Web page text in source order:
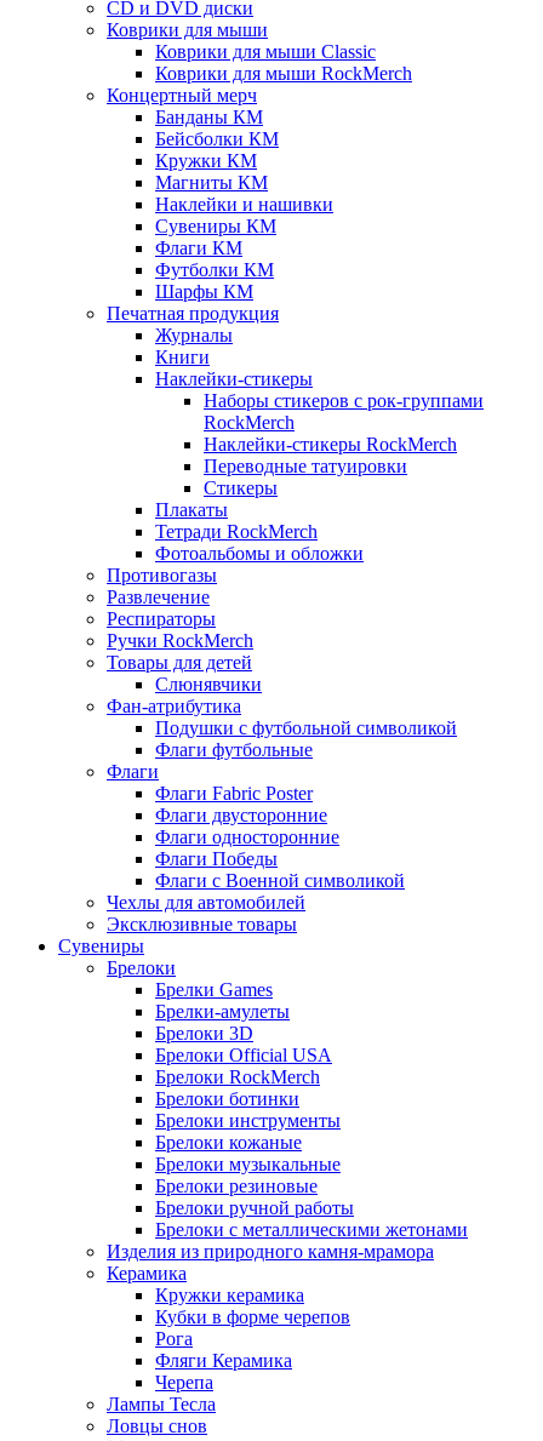
CD и DVD диски
Коврики для мыши
Коврики для мыши Classic
Коврики для мыши RockMerch
Концертный мерч
Банданы КМ
Бейсболки КМ
Кружки КМ
Магниты КМ
Наклейки и нашивки
Сувениры КМ
Флаги КМ
Футболки КМ
Шарфы КМ
Печатная продукция
Журналы
Книги
Наклейки-стикеры
Наборы стикеров с рок-группами
RockMerch
Наклейки-стикеры RockMerch
Переводные татуировки
Стикеры
Плакаты
Тетради RockMerch
Фотоальбомы и обложки
Противогазы
Развлечение
Респираторы
Ручки RockMerch
Товары для детей
Слюнявчики
Фан-атрибутика
Подушки с футбольной символикой
Флаги футбольные
Флаги
Флаги Fabric Poster
Флаги двусторонние
Флаги односторонние
Флаги Победы
Флаги с Военной символикой
Чехлы для автомобилей
Эксклюзивные товары
Сувениры
Брелоки
Брелки Games
Брелки-амулеты
Брелоки 3D
Брелоки Official USA
Брелоки RockMerch
Брелоки ботинки
Брелоки инструменты
Брелоки кожаные
Брелоки музыкальные
Брелоки резиновые
Брелоки ручной работы
Брелоки с металлическими жетонами
Изделия из природного камня-мрамора
Керамика
Кружки керамика
Кубки в форме черепов
Рога
Фляги Керамика
Черепа
Лампы Тесла
Ловцы снов